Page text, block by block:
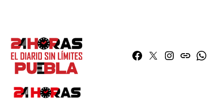
Facebook
TwitterInstagram
issuu